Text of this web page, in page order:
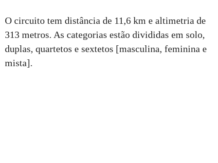
O circuito tem distância de 11,6 km e altimetria de
313 metros. As categorias estão divididas em solo,
duplas, quartetos e sextetos [masculina, feminina e
mista].